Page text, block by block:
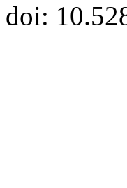
doi: